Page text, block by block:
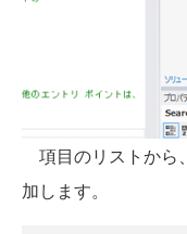
項目のリストから
加します。